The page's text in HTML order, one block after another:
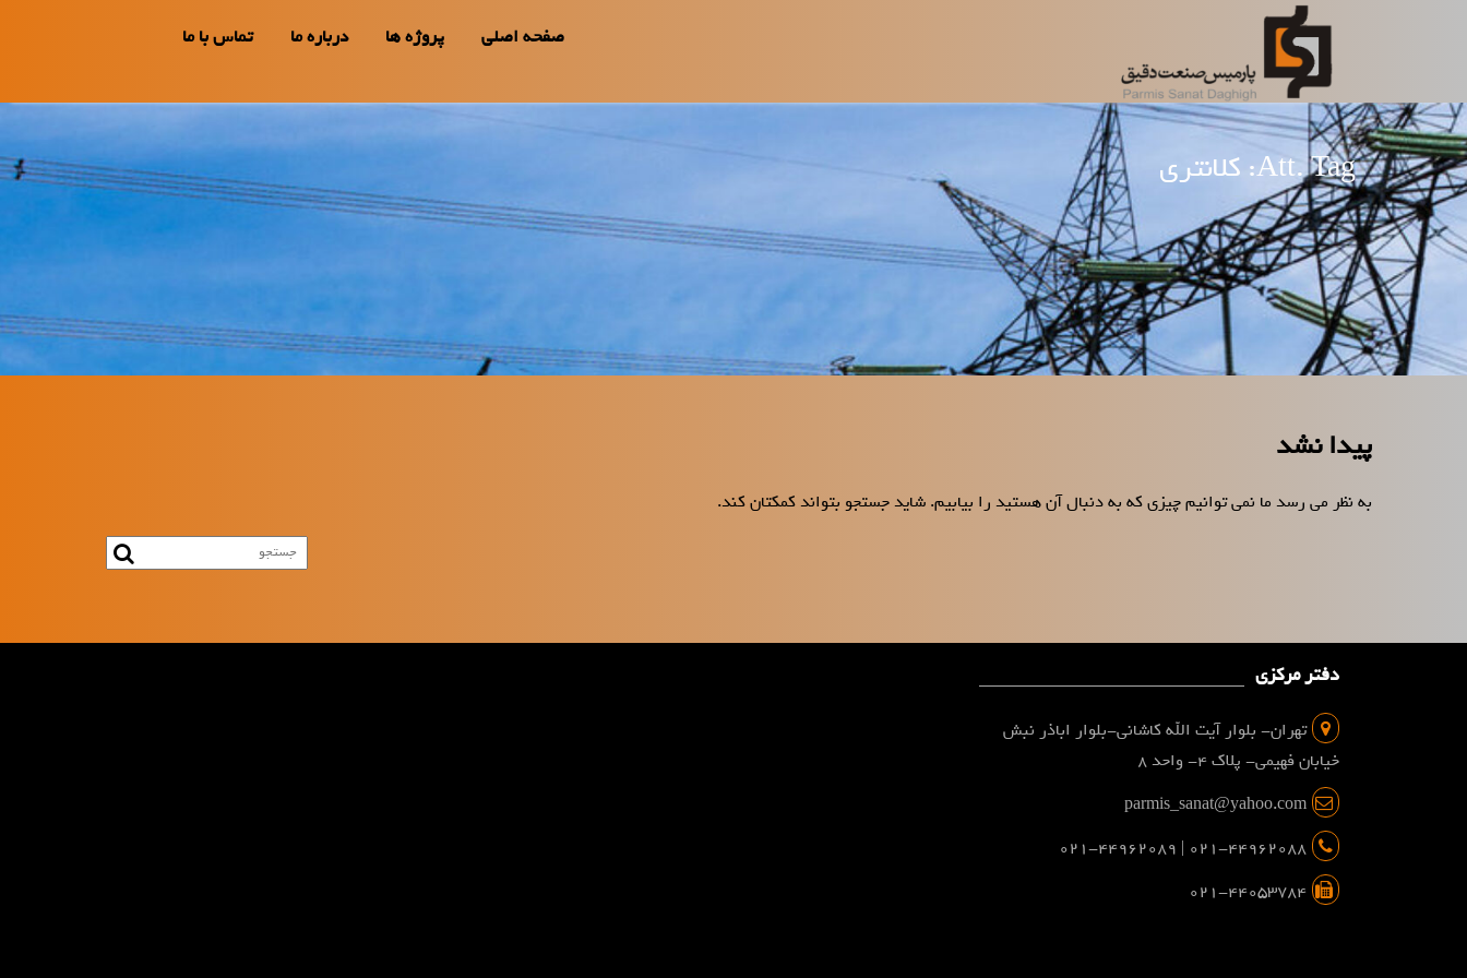
صفحه اصلی پروژه ها درباره ما تماس با ما
Att. Tag: کلانتری
پیدا نشد
به نظر می رسد ما نمی توانیم چیزی که به دنبال آن هستید را بیابیم. شاید جستجو بتواند کمکتان کند.
دفتر مرکزی
تهران- بلوار آیت الله کاشانی-بلوار اباذر نبش
خیابان فهیمی- پلاک 4- واحد 8
parmis_sanat@yahoo.com
021-44962088 | 021-44962089
021-44053784